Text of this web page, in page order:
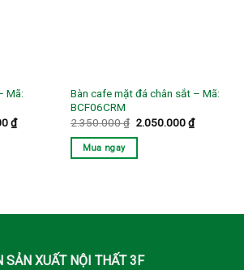
Mã:
₫Giá
hiện
Bàn cafe mặt đá chân sắt – Mã:
BCF06CRM
2.350.000₫ Giá
là:
2.050.000₫Giá
hiện
Mua ngay
SẢN XUẤT NỘI THẤT 3F